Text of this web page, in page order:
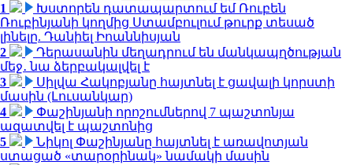
1
Խստորեն դատապարտում եմ Ռուբեն
Ռուբինյանի կողմից Ստամբուլում թուրք տեսած
լինելը. Դանիել Իոաննիսյան
2
Դերասանին մեղադրում են մանկապղծության
մեջ․ նա ձերբակալվել է
3
Սիլվա Հակոբյանը հայտնել է ցավալի կորստի
մասին (Լուսանկար)
4
Փաշինյանի որոշումներով 7 պաշտոնյա
ազատվել է պաշտոնից
5
Նիկոլ Փաշինյանը հայտնել է առավոտյան
ստացած «տարօրինակ» նամակի մասին